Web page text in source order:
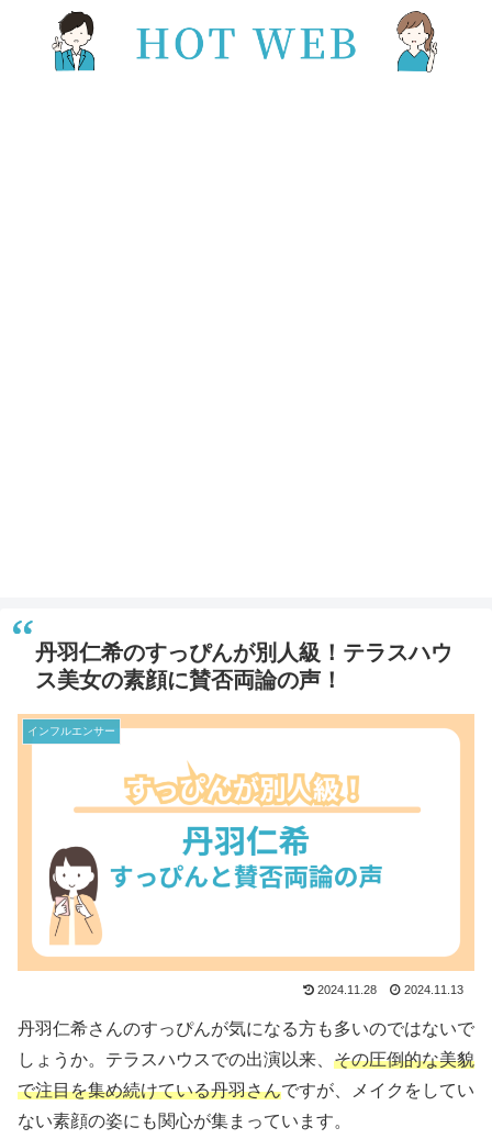
丹羽仁希のすっぴんが別人級！テラスハウ
ス美女の素顔に賛否両論の声！
インフルエンサー
2024.11.28 2024.11.13
丹羽仁希さんのすっぴんが気になる方も多いのではないで
しょうか。テラスハウスでの出演以来、 その圧倒的な美貌
で注目を集め続けている丹羽さんですが、メイクをしてい
ない素顔の姿にも関心が集まっています。